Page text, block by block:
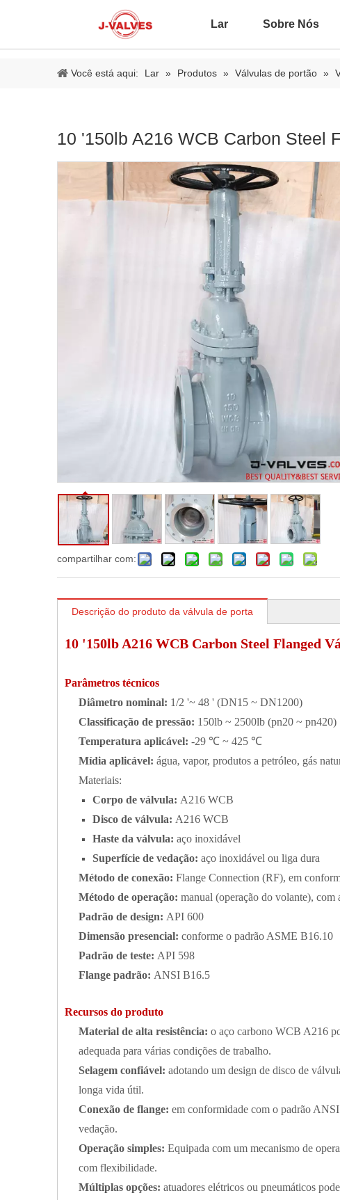
Lar Sobre Nós
Você está aqui: Lar » Produtos » Válvulas de portão »
10 '150lb A216 WCB Carbon Steel
compartilhar com:
Descrição do produto da válvula de porta
10 '150lb A216 WCB Carbon Steel Flanged
Parâmetros técnicos
Diâmetro nominal: 1/2 '~ 48 ' (DN15 ~ DN1200)
Classificação de pressão: 150lb ~ 2500lb (pn20 ~ pn420)
Temperatura aplicável: -29 ℃ ~ 425 ℃
Mídia aplicável: água, vapor, produtos a petróleo, gás
Materiais:
Corpo de válvula: A216 WCB
Disco de válvula: A216 WCB
Haste da válvula: aço inoxidável
Superfície de vedação: aço inoxidável ou liga dura
Método de conexão: Flange Connection (RF), em
Método de operação: manual (operação do volante), com
Padrão de design: API 600
Dimensão presencial: conforme o padrão ASME B16.10
Padrão de teste: API 598
Flange padrão: ANSI B16.5
Recursos do produto
Material de alta resistência: o aço carbono WCB A216
adequada para várias condições de trabalho.
Selagem confiável: adotando um design de disco de
longa vida útil.
Conexão de flange: em conformidade com o padrão
vedação.
Operação simples: Equipada com um mecanismo de
com flexibilidade.
Múltiplas opções: atuadores elétricos ou pneumáticos